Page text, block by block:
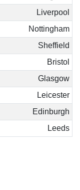
Liverpool
Nottingham
Sheffield
Bristol
Glasgow
Leicester
Edinburgh
Leeds